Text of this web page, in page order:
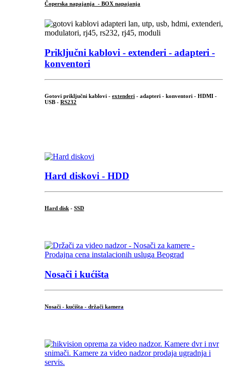
Čoperska napajanja - BOX napajanja
Priključni kablovi - extenderi - adapteri -
konventori
Gotovi priključni kablovi - extenderi - adapteri - konventori - HDMI -
USB - RS232
Hard diskovi - HDD
Hard disk - SSD
Nosači i kućišta
Nosači - kućišta - držači kamera